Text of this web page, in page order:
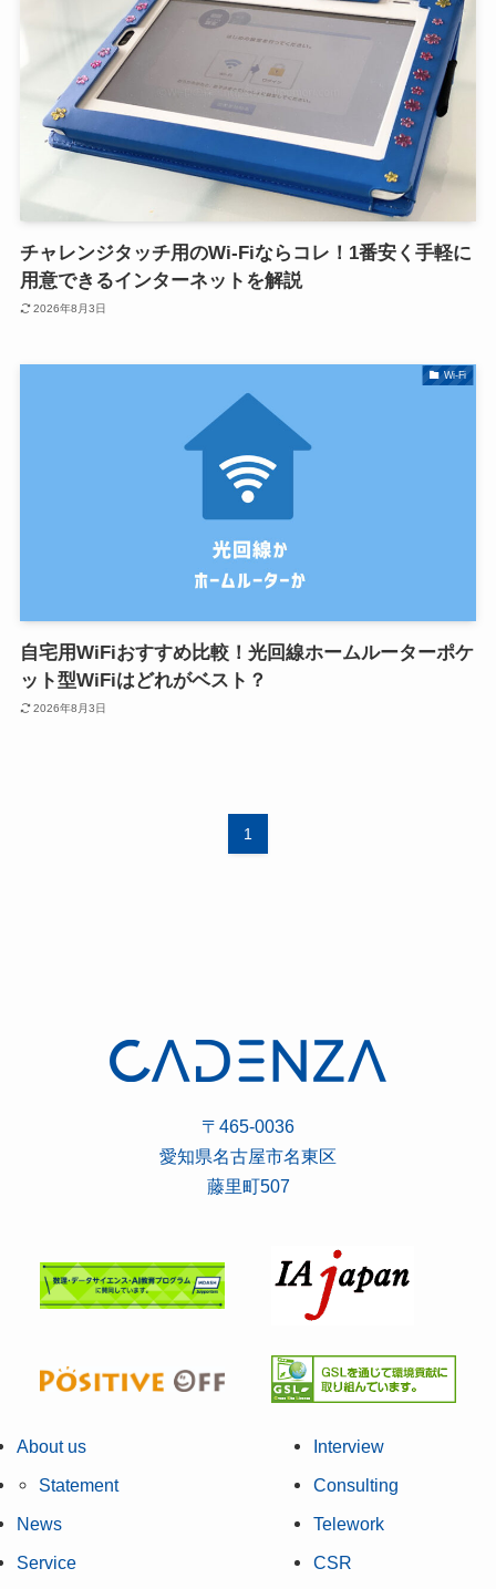
チャレンジタッチ用のWi-Fiならコレ！1番安く手軽に
用意できるインターネットを解説
2026年8月3日
Wi-Fi
自宅用WiFiおすすめ比較！光回線ホームルーターポケ
ット型WiFiはどれがベスト？
2026年8月3日
1
〒465-0036
愛知県名古屋市名東区
藤里町507
About us
Statement
News
Service
Interview
Consulting
Telework
CSR